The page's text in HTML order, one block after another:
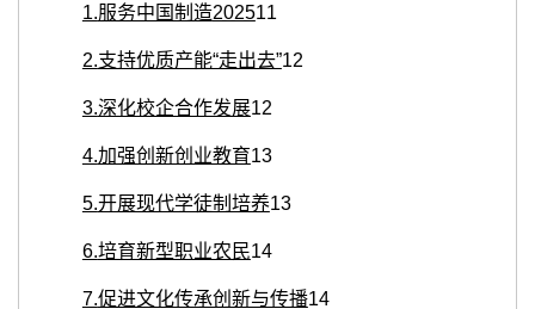
1.服务中国制造202511
2.支持优质产能“走出去”12
3.深化校企合作发展12
4.加强创新创业教育13
5.开展现代学徒制培养13
6.培育新型职业农民14
7.促进文化传承创新与传播14